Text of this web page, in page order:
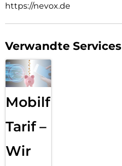
https://nevox.de
Verwandte Services
Mobilfunk
Tarif –
Wir